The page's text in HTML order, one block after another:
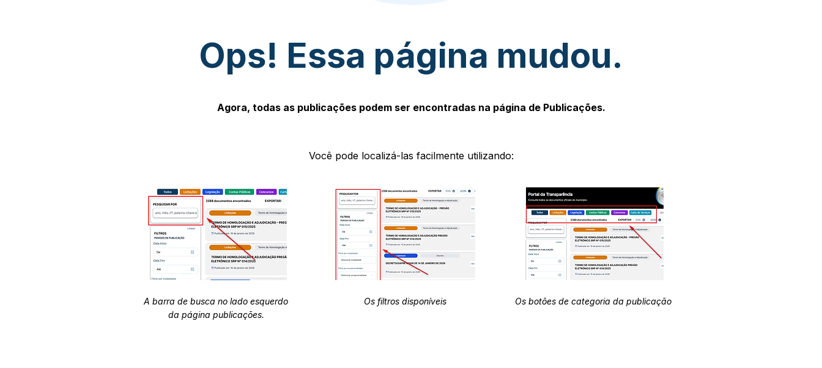
Ops! Essa página mudou.
Agora, todas as publicações podem ser encontradas na página de Publicações.
Você pode localizá-las facilmente utilizando:
A barra de busca no lado esquerdo
da página publicações.
Os filtros disponíveis Os botões de categoria da publicação